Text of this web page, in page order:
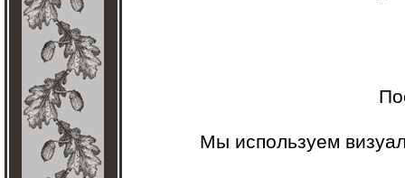
Мы используем